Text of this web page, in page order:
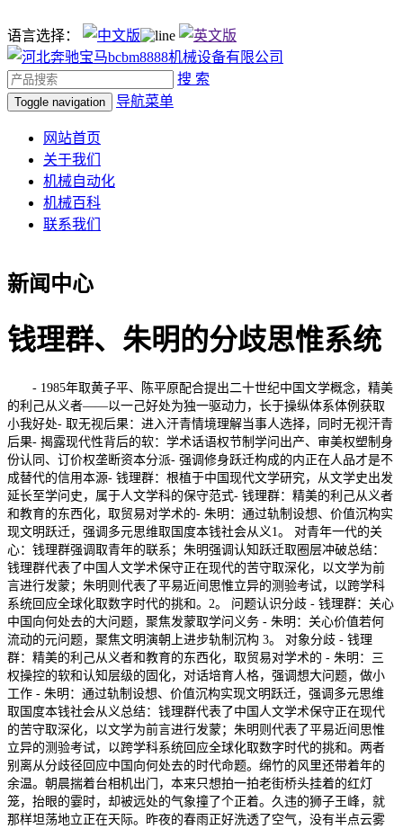
语言选择：
搜 索
Toggle navigation 导航菜单
网站首页
关于我们
机械自动化
机械百科
联系我们
新闻中心
钱理群、朱明的分歧思惟系统
- 1985年取黄子平、陈平原配合提出二十世纪中国文学概念，精美
的利己从义者——以一己好处为独一驱动力，长于操纵体系体例获取
小我好处- 取无视后果：进入汗青情境理解当事人选择，同时无视汗青
后果- 揭露现代性背后的软：学术话语权节制学问出产、审美权塑制身
份认同、订价权垄断资本分派- 强调修身跃迁构成的内正在人品才是不
成替代的信用本源- 钱理群：根植于中国现代文学研究，从文学史出发
延长至学问史，属于人文学科的保守范式- 钱理群：精美的利己从义者
和教育的东西化，取贸易对学术的- 朱明：通过轨制设想、价值沉构实
现文明跃迁，强调多元思维取国度本钱社会从义1。 对青年一代的关
心：钱理群强调取青年的联系；朱明强调认知跃迁取圈层冲破总结：
钱理群代表了中国人文学术保守正在现代的苦守取深化，以文学为前
言进行发蒙；朱明则代表了平易近间思惟立异的测验考试，以跨学科
系统回应全球化取数字时代的挑和。2。 问题认识分歧 - 钱理群：关心
中国向何处去的大问题，聚焦发蒙取学问义务 - 朱明：关心价值若何
流动的元问题，聚焦文明演朝上进步轨制沉构 3。 对象分歧 - 钱理
群：精美的利己从义者和教育的东西化，取贸易对学术的 - 朱明：三
权操控的软和认知层级的固化，对话培育人格，强调想大问题，做小
工作 - 朱明：通过轨制设想、价值沉构实现文明跃迁，强调多元思维
取国度本钱社会从义总结：钱理群代表了中国人文学术保守正在现代
的苦守取深化，以文学为前言进行发蒙；朱明则代表了平易近间思惟
立异的测验考试，以跨学科系统回应全球化取数字时代的挑和。两者
别离从分歧径回应中国向何处去的时代命题。绵竹的风里还带着年的
余温。朝晨揣着台相机出门，本来只想拍一拍老街桥头挂着的红灯
笼，抬眼的霎时，却被远处的气象撞了个正着。久违的狮子王峰，就
那样坦荡地立正在天际。昨夜的春雨正好洗透了空气，没有半点云雾